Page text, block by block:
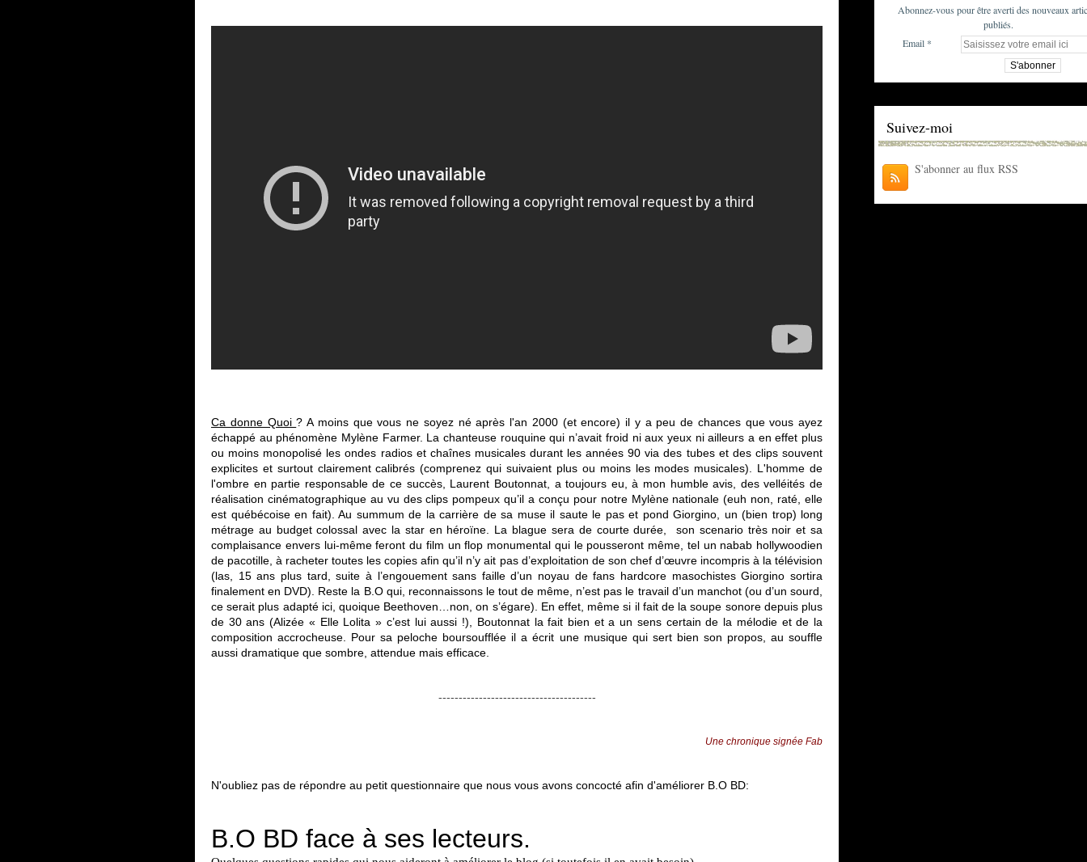
Ca donne Quoi? A moins que vous ne soyez né après l'an 2000 (et encore) il y a peu de chances que vous ayez
échappé au phénomène Mylène Farmer. La chanteuse rouquine qui n’avait froid ni aux yeux ni ailleurs a en effet plus
ou moins monopolisé les ondes radios et chaînes musicales durant les années 90 via des tubes et des clips souvent
explicites et surtout clairement calibrés (comprenez qui suivaient plus ou moins les modes musicales). L'homme de
l'ombre en partie responsable de ce succès, Laurent Boutonnat, a toujours eu, à mon humble avis, des velléités de
réalisation cinématographique au vu des clips pompeux qu’il a conçu pour notre Mylène nationale (euh non, raté, elle
est québécoise en fait). Au summum de la carrière de sa muse il saute le pas et pond Giorgino, un (bien trop) long
métrage au budget colossal avec la star en héroïne. La blague sera de courte durée, son scenario très noir et sa
complaisance envers lui-même feront du film un flop monumental qui le pousseront même, tel un nabab hollywoodien
de pacotille, à racheter toutes les copies afin qu’il n’y ait pas d’exploitation de son chef d’œuvre incompris à la télévision
(las, 15 ans plus tard, suite à l’engouement sans faille d’un noyau de fans hardcore masochistes Giorgino sortira
finalement en DVD). Reste la B.O qui, reconnaissons le tout de même, n’est pas le travail d’un manchot (ou d’un sourd,
ce serait plus adapté ici, quoique Beethoven…non, on s’égare). En effet, même si il fait de la soupe sonore depuis plus
de 30 ans (Alizée « Elle Lolita » c’est lui aussi !), Boutonnat la fait bien et a un sens certain de la mélodie et de la
composition accrocheuse. Pour sa peloche boursoufflée il a écrit une musique qui sert bien son propos, au souffle
aussi dramatique que sombre, attendue mais efficace.
---------------------------------------
Une chronique signée Fab
N'oubliez pas de répondre au petit questionnaire que nous vous avons concocté afin d'améliorer B.O BD:
Abonnez-vous pour être averti des nouveaux
publiés.
Email
Suivez-moi
S'abonner au flux RSS